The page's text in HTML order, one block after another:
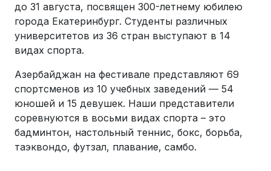
до 31 августа, посвящен 300-летнему юбилею
города Екатеринбург. Студенты различных
университетов из 36 стран выступают в 14
видах спорта.
Азербайджан на фестивале представляют 69
спортсменов из 10 учебных заведений — 54
юношей и 15 девушек. Наши представители
соревнуются в восьми видах спорта – это
бадминтон, настольный теннис, бокс, борьба,
таэквондо, футзал, плавание, самбо.